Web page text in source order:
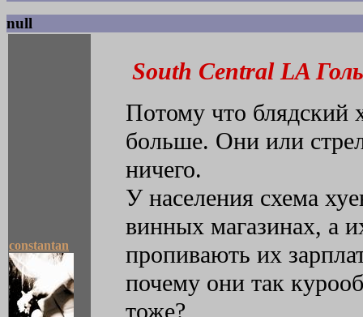
null
constantan
South Central LA
Потому что блядский
больше. Они или
ничего.
У населения схема
винных магазинах, а
пропивають их
почему они так